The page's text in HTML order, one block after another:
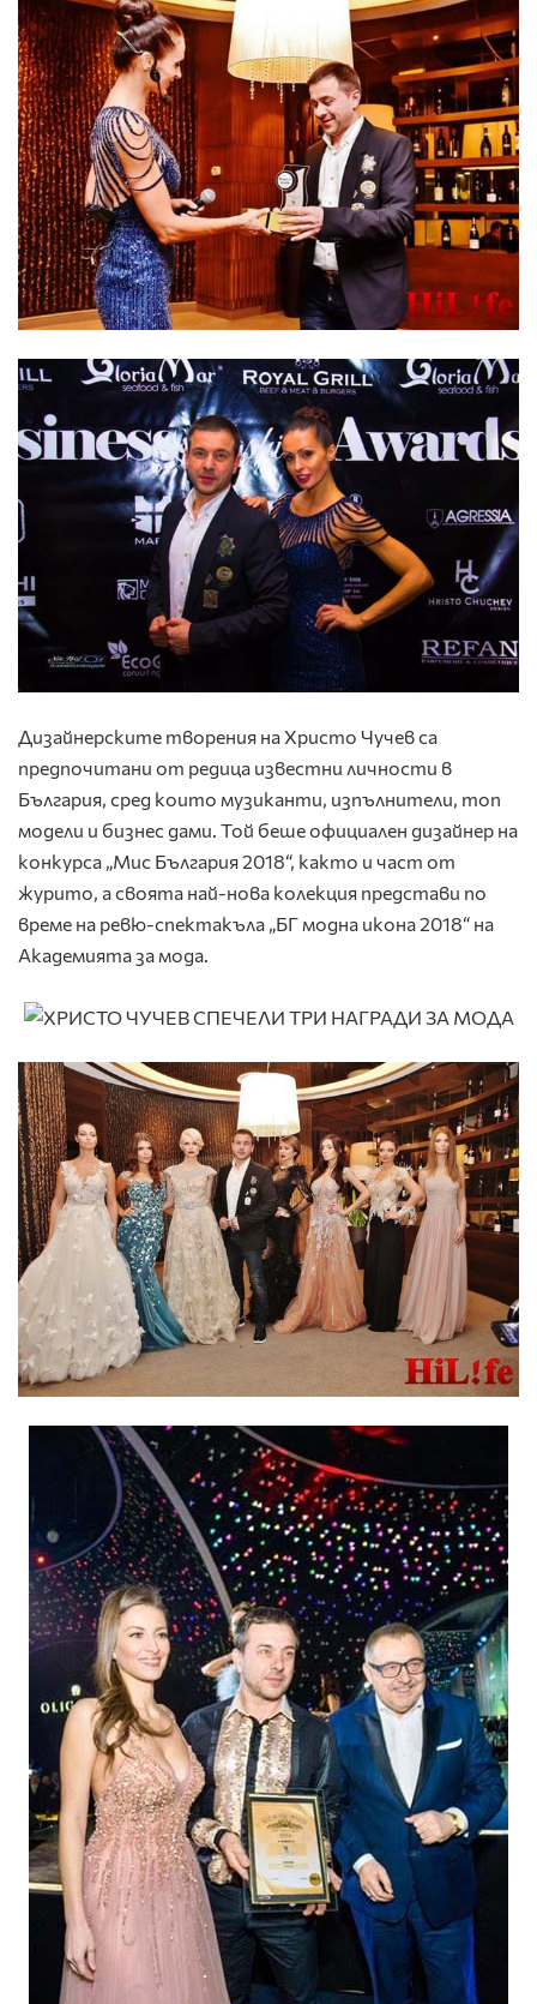
Дизайнерските творения на Христо Чучев са
предпочитани от редица известни личности в
България, сред които музиканти, изпълнители, топ
модели и бизнес дами. Той беше официален дизайнер на
конкурса „Мис България 2018“, както и част от
журито, а своята най-нова колекция представи по
време на ревю-спектакъла „БГ модна икона 2018“ на
Академията за мода.